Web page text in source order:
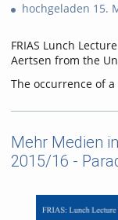
hochgeladen 15.
FRIAS Lunch
Aertsen from the
The occurrence of
Kuhnian sense,
an associated
serious paradigm
expected anytime
some examples of
research in recent
Mehr Medien
2015/16 -